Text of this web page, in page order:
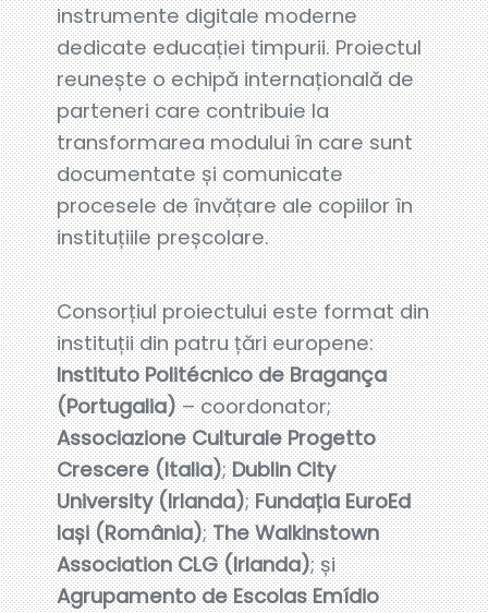
instrumente digitale moderne
dedicate educației timpurii. Proiectul
reunește o echipă internațională de
parteneri care contribuie la
transformarea modului în care sunt
documentate și comunicate
procesele de învățare ale copiilor în
instituțiile preșcolare.
Consorțiul proiectului este format din
instituții din patru țări europene:
Instituto Politécnico de Bragança
(Portugalia)– coordonator;
Associazione Culturale Progetto
Crescere (Italia);Dublin City
University (Irlanda);Fundația EuroEd
Iași (România);The Walkinstown
Association CLG (Irlanda); și
Agrupamento de Escolas Emídio